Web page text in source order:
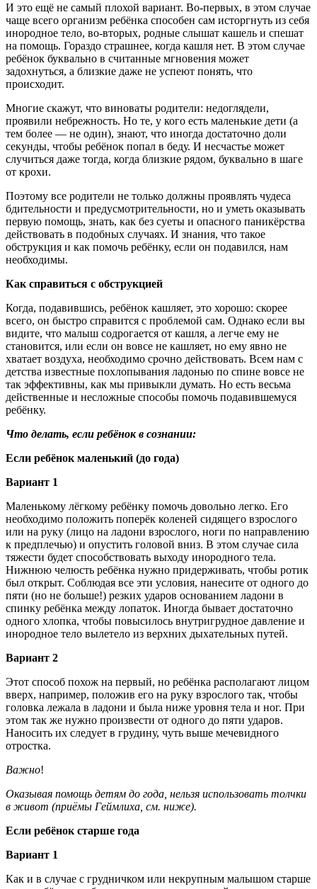
И это ещё не самый плохой вариант. Во-первых, в этом случае
чаще всего организм ребёнка способен сам исторгнуть из себя
инородное тело, во-вторых, родные слышат кашель и спешат
на помощь. Гораздо страшнее, когда кашля нет. В этом случае
ребёнок буквально в считанные мгновения может
задохнуться, а близкие даже не успеют понять, что
происходит.
Многие скажут, что виноваты родители: недоглядели,
проявили небрежность. Но те, у кого есть маленькие дети (а
тем более — не один), знают, что иногда достаточно доли
секунды, чтобы ребёнок попал в беду. И несчастье может
случиться даже тогда, когда близкие рядом, буквально в шаге
от крохи.
Поэтому все родители не только должны проявлять чудеса
бдительности и предусмотрительности, но и уметь оказывать
первую помощь, знать, как без суеты и опасного паникёрства
действовать в подобных случаях. И знания, что такое
обструкция и как помочь ребёнку, если он подавился, нам
необходимы.
Как справиться с обструкцией
Когда, подавившись, ребёнок кашляет, это хорошо: скорее
всего, он быстро справится с проблемой сам. Однако если вы
видите, что малыш содрогается от кашля, а легче ему не
становится, или если он вовсе не кашляет, но ему явно не
хватает воздуха, необходимо срочно действовать. Всем нам с
детства известные похлопывания ладонью по спине вовсе не
так эффективны, как мы привыкли думать. Но есть весьма
действенные и несложные способы помочь подавившемуся
ребёнку.
Что делать, если ребёнок в сознании:
Если ребёнок маленький (до года)
Вариант 1
Маленькому лёгкому ребёнку помочь довольно легко. Его
необходимо положить поперёк коленей сидящего взрослого
или на руку (лицо на ладони взрослого, ноги по направлению
к предплечью) и опустить головой вниз. В этом случае сила
тяжести будет способствовать выходу инородного тела.
Нижнюю челюсть ребёнка нужно придерживать, чтобы ротик
был открыт. Соблюдая все эти условия, нанесите от одного до
пяти (но не больше!) резких ударов основанием ладони в
спинку ребёнка между лопаток. Иногда бывает достаточно
одного хлопка, чтобы повысилось внутригрудное давление и
инородное тело вылетело из верхних дыхательных путей.
Вариант 2
Этот способ похож на первый, но ребёнка располагают лицом
вверх, например, положив его на руку взрослого так, чтобы
головка лежала в ладони и была ниже уровня тела и ног. При
этом так же нужно произвести от одного до пяти ударов.
Наносить их следует в грудину, чуть выше мечевидного
отростка.
Важно!
Оказывая помощь детям до года, нельзя использовать толчки
в живот (приёмы Геймлиха, см. ниже).
Если ребёнок старше года
Вариант 1
Как и в случае с грудничком или некрупным малышом старше